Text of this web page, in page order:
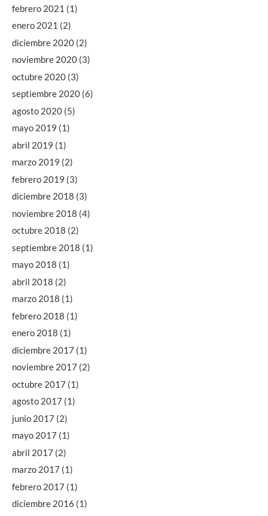
febrero 2021 (1)
enero 2021 (2)
diciembre 2020 (2)
noviembre 2020 (3)
octubre 2020 (3)
septiembre 2020 (6)
agosto 2020 (5)
mayo 2019 (1)
abril 2019 (1)
marzo 2019 (2)
febrero 2019 (3)
diciembre 2018 (3)
noviembre 2018 (4)
octubre 2018 (2)
septiembre 2018 (1)
mayo 2018 (1)
abril 2018 (2)
marzo 2018 (1)
febrero 2018 (1)
enero 2018 (1)
diciembre 2017 (1)
noviembre 2017 (2)
octubre 2017 (1)
agosto 2017 (1)
junio 2017 (2)
mayo 2017 (1)
abril 2017 (2)
marzo 2017 (1)
febrero 2017 (1)
diciembre 2016 (1)